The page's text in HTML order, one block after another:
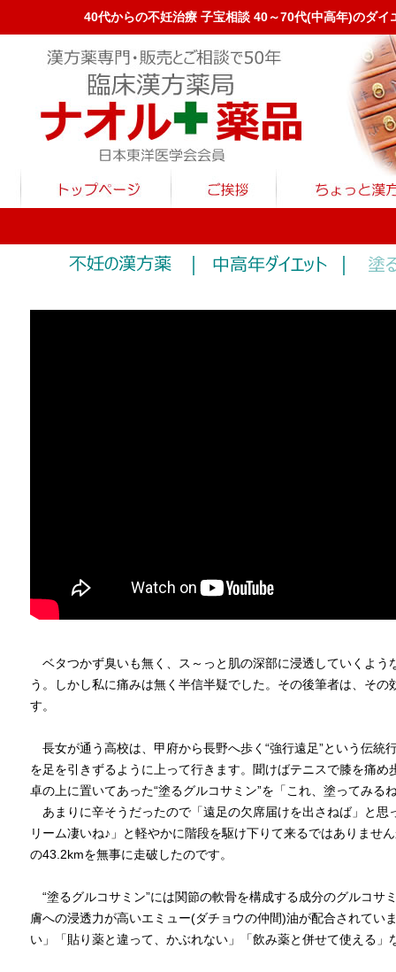
40代からの不妊治療 子宝相談 40～70代(中高年)のダ
ベタつかず臭いも無く、ス～っと肌の深部に浸透していくよう
う。しかし私に痛みは無く半信半疑でした。その後筆者は、そ
す。
長女が通う高校は、甲府から長野へ歩く“強行遠足”という伝統
を足を引きずるように上って行きます。聞けばテニスで膝を痛
卓の上に置いてあった“塗るグルコサミン”を「これ、塗ってみる
あまりに辛そうだったので「遠足の欠席届けを出さねば」と思
リーム凄いね♪」と軽やかに階段を駆け下りて来るではありませ
の43.2kmを無事に走破したのです。
“塗るグルコサミン”には関節の軟骨を構成する成分のグルコサ
膚への浸透力が高いエミュー(ダチョウの仲間)油が配合されてい
い」「貼り薬と違って、かぶれない」「飲み薬と併せて使える」